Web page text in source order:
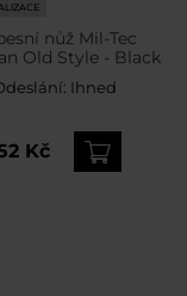
nůž Mil-Tec
Old Style - Black
Ihned
Kč